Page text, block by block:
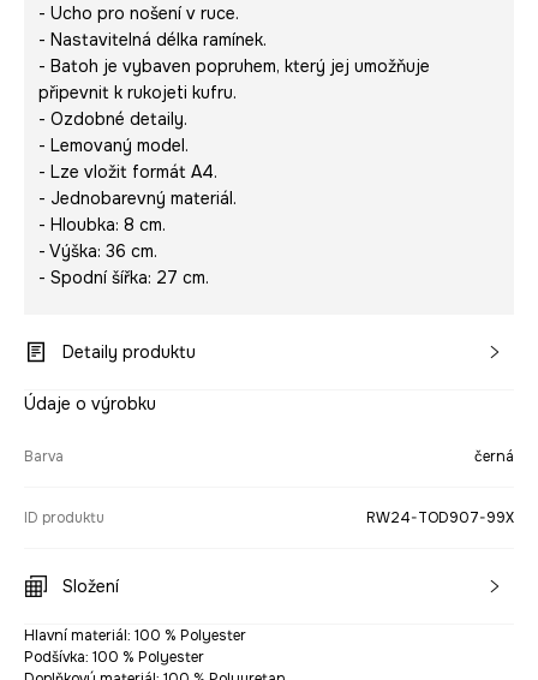
- Ucho pro nošení v ruce.
- Nastavitelná délka ramínek.
- Batoh je vybaven popruhem, který jej umožňuje
připevnit k rukojeti kufru.
- Ozdobné detaily.
- Lemovaný model.
- Lze vložit formát A4.
- Jednobarevný materiál.
- Hloubka: 8 cm.
- Výška: 36 cm.
- Spodní šířka: 27 cm.
Detaily produktu
Údaje o výrobku
Barva černá
ID produktu RW24-TOD907-99X
Složení
Hlavní materiál: 100 % Polyester
Podšívka: 100 % Polyester